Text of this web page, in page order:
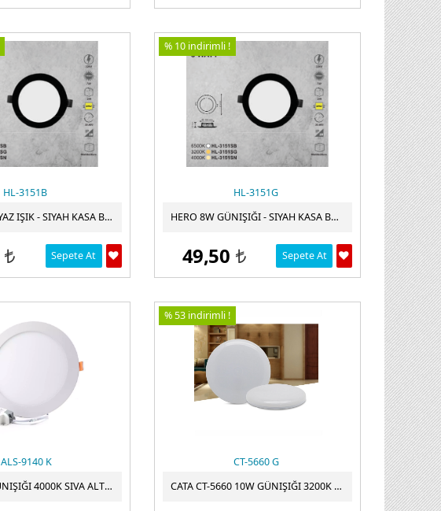
HL-3151B
HERO 8W BEYAZ IŞIK - SIYAH KASA BACKLIGHT LED PANEL BEYAZ IŞIK HL-3151B
t Sepete At
% 10 indirimli !
HL-3151G
HERO 8W GÜNIŞIĞI - SIYAH KASA BACKLIGHT LED PANEL HL-3151G
49,50 t Sepete At
ALS-9140 K
ALLES 9W GÜNIŞIĞI 4000K SIVA ALTI YUVARLAK LED PANEL
% 53 indirimli !
CT-5660 G
CATA CT-5660 10W GÜNIŞIĞI 3200K XPLUS AYARLANABILIR LED PANEL CT-5660